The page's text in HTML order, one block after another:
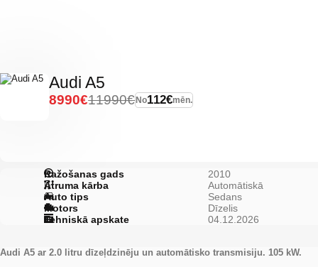
Audi A5
No112€mēn.
11990€
8990€
Ražošanas gads
2010
Ātruma kārba
Automātiskā
Auto tips
Sedans
Motors
Dīzelis
Tehniskā apskate
04.12.2026
Audi A5 ar 2.0 litru dīzeļdzinēju un automātisko transmisiju. 105 kW.